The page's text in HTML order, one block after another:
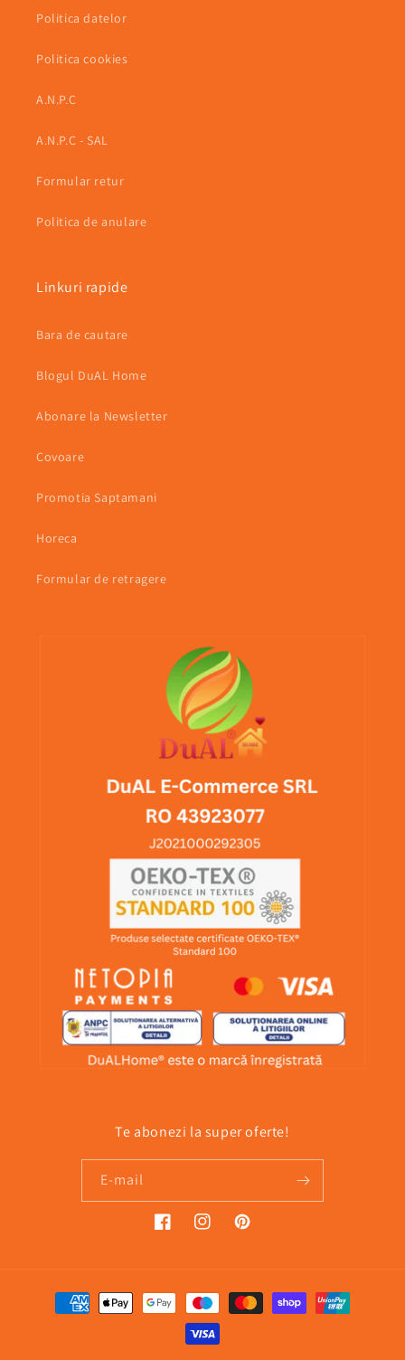
Politica datelor
Politica cookies
A.N.P.C
A.N.P.C - SAL
Formular retur
Politica de anulare
Linkuri rapide
Bara de cautare
Blogul DuAL Home
Abonare la Newsletter
Covoare
Promotia Saptamani
Horeca
Formular de retragere
Te abonezi la super oferte!
E-mail
FacebookInstagramPinterest
Metode